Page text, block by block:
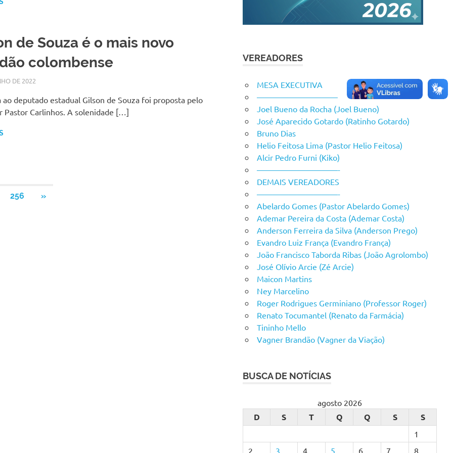
de Souza é o mais novo
colombense
DE 2022
ao deputado estadual Gilson de Souza foi proposta pelo
Pastor Carlinhos. A solenidade […]
256
NEXT
»
VEREADORES
MESA EXECUTIVA
——————————
Joel Bueno da Rocha (Joel Bueno)
José Aparecido Gotardo (Ratinho Gotardo)
Bruno Dias
Helio Feitosa Lima (Pastor Helio Feitosa)
Alcir Pedro Furni (Kiko)
——————————-
DEMAIS VEREADORES
——————————-
Abelardo Gomes (Pastor Abelardo Gomes)
Ademar Pereira da Costa (Ademar Costa)
Anderson Ferreira da Silva (Anderson Prego)
Evandro Luiz França (Evandro França)
João Francisco Taborda Ribas (João Agrolombo)
José Olívio Arcie (Zé Arcie)
Maicon Martins
Ney Marcelino
Roger Rodrigues Germiniano (Professor Roger)
Renato Tocumantel (Renato da Farmácia)
Tininho Mello
Vagner Brandão (Vagner da Viação)
BUSCA DE NOTÍCIAS
agosto 2026
D S T Q Q S S
1
2
3 4 5 6 7 8